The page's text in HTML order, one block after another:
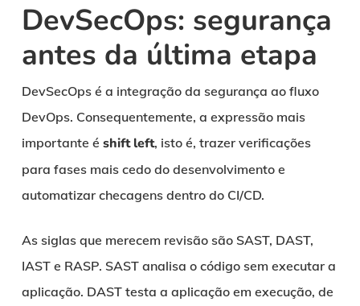
DevSecOps: segurança
antes da última etapa
DevSecOps é a integração da segurança ao fluxo
DevOps. Consequentemente, a expressão mais
importante é shift left, isto é, trazer verificações
para fases mais cedo do desenvolvimento e
automatizar checagens dentro do CI/CD.
As siglas que merecem revisão são SAST, DAST,
IAST e RASP. SAST analisa o código sem executar a
aplicação. DAST testa a aplicação em execução, de